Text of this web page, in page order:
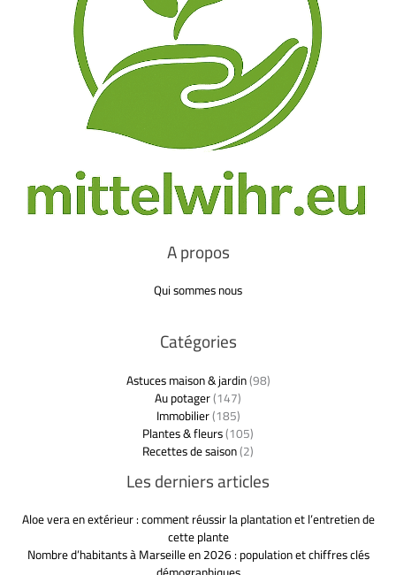
A propos
Qui sommes nous
Catégories
Astuces maison & jardin(98)
Au potager(147)
Immobilier(185)
Plantes & fleurs(105)
Recettes de saison(2)
Les derniers articles
Aloe vera en extérieur : comment réussir la plantation et l’entretien de
cette plante
Nombre d’habitants à Marseille en 2026 : population et chiffres clés